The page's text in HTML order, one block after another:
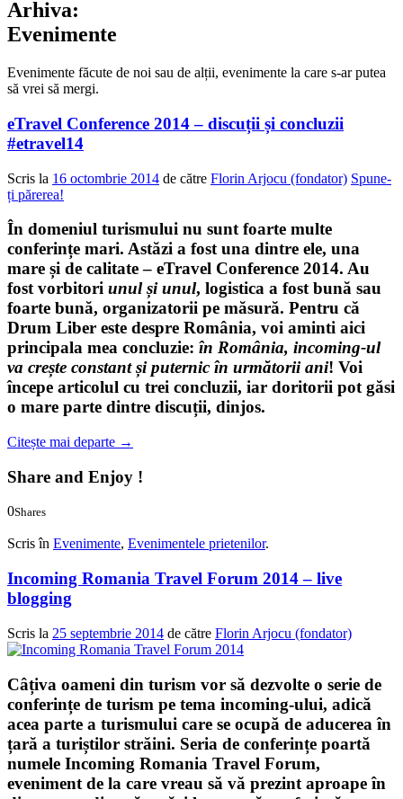
Arhiva:
Evenimente
Evenimente făcute de noi sau de alții, evenimente la care s-ar putea
să vrei să mergi.
eTravel Conference 2014 – discuții și concluzii
#etravel14
Scris la 16 octombrie 2014 de către Florin Arjocu (fondator) Spune-
ți părerea!
În domeniul turismului nu sunt foarte multe
conferințe mari. Astăzi a fost una dintre ele, una
mare și de calitate – eTravel Conference 2014. Au
fost vorbitori unul și unul, logistica a fost bună sau
foarte bună, organizatorii pe măsură. Pentru că
Drum Liber este despre România, voi aminti aici
principala mea concluzie: în România, incoming-ul
va crește constant și puternic în următorii ani! Voi
începe articolul cu trei concluzii, iar doritorii pot găsi
o mare parte dintre discuții, dinjos.
Citește mai departe →
Share and Enjoy !
0Shares
Scris în Evenimente, Evenimentele prietenilor.
Incoming Romania Travel Forum 2014 – live
blogging
Scris la 25 septembrie 2014 de către Florin Arjocu (fondator)
Câțiva oameni din turism vor să dezvolte o serie de
conferințe de turism pe tema incoming-ului, adică
acea parte a turismului care se ocupă de aducerea în
țară a turiștilor străini. Seria de conferințe poartă
numele Incoming Romania Travel Forum,
eveniment de la care vreau să vă prezint aproape în